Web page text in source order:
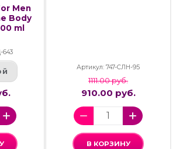
Men
Body
ml
643
Артикул: 747-СЛН-95
1111.00 руб.
910.00 руб.
В КОРЗИНУ